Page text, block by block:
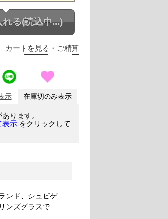
れる(読込中...)
カートを見る ・ご精算
示 在庫切のみ表示
ります。
表示 をクリックして
ンド、シュピゲ
ンズグラスで